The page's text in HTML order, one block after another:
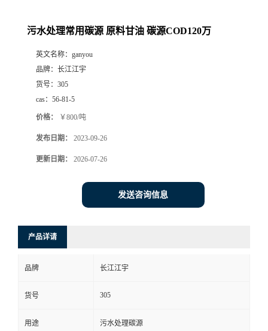
污水处理常用碳源 原料甘油 碳源COD120万
英文名称： ganyou
品牌： 长江江宇
货号： 305
cas： 56-81-5
价格： ￥800/吨
发布日期： 2023-09-26
更新日期： 2026-07-26
发送咨询信息
产品详请
品牌 长江江宇
货号 305
用途 污水处理碳源